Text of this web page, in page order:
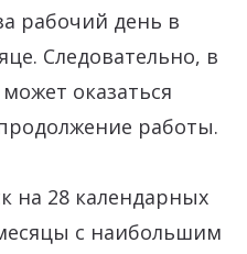
рабочий день в
Следовательно, в
оказаться
работы.
на 28 календарных
с наибольшим